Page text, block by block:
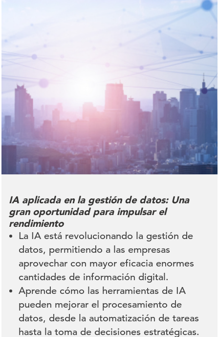
IA aplicada en la gestión de datos: Una
gran oportunidad para impulsar el
rendimiento
La IA está revolucionando la gestión de
datos, permitiendo a las empresas
aprovechar con mayor eficacia enormes
cantidades de información digital.
Aprende cómo las herramientas de IA
pueden mejorar el procesamiento de
datos, desde la automatización de tareas
hasta la toma de decisiones estratégicas.